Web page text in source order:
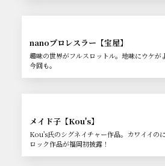
nanoプロレスラー【宝屋】
趣味の世界がフルスロットル。地味にウケが
今回も。
メイド子【Kou's】
Kou's氏のシグネイチャー作品。カワイイの
ロック作品が福岡初披露！